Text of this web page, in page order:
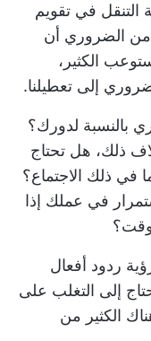
التنقل في تقويم
من الضروري أن
الكثير،
إلى تعطيلنا.
بالنسبة لدورك؟
ذلك، هل تحتاج
ذلك الاجتماع؟
في عملك إذا
ردود أفعال
إلى التغلب على
الكثير من